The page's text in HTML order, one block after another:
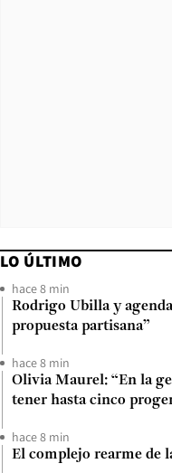
LO ÚLTIMO
hace 8 min
Rodrigo Ubilla y
propuesta partisana”
hace 8 min
Olivia Maurel: “En la
tener hasta cinco
hace 8 min
El complejo rearme de